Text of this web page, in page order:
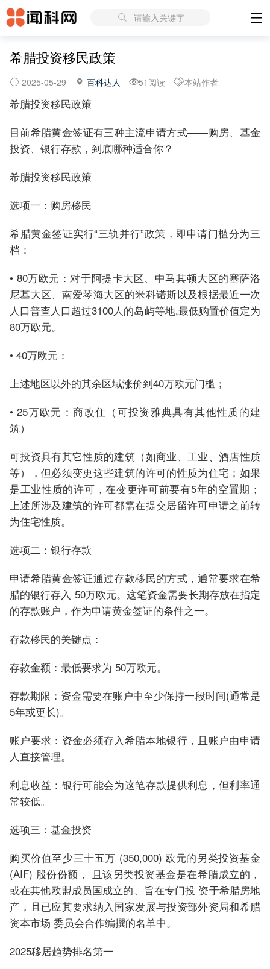
请输入关键字
希腊投资移民政策
2025-05-29 百科达人 51阅读 本站作者
希腊投资移民政策
目前希腊黄金签证有三种主流申请方式——购房、基金
投资、银行存款，到底哪种适合你？
希腊投资移民政策
选项一：购房移民
希腊黄金签证实行“三轨并行”政策，即申请门槛分为三
档：
• 80万欧元：对于阿提卡大区、中马其顿大区的塞萨洛
尼基大区、南爱琴海大区的米科诺斯以及根据最近一次
人口普查人口超过3100人的岛屿等地,最低购置价值定为
80万欧元。
• 40万欧元：
上述地区以外的其余区域涨价到40万欧元门槛；
• 25万欧元：商改住（可投资雅典具有其他性质的建
筑）
可投资具有其它性质的建筑（如商业、工业、酒店性质
等），但必须变更这些建筑的许可的性质为住宅；如果
是工业性质的许可，在变更许可前要有5年的空置期；
上述所涉及建筑的许可都需在提交居留许可申请之前转
为住宅性质。
选项二：银行存款
申请希腊黄金签证通过存款移民的方式，通常要求在希
腊的银行存入 50万欧元。这笔资金需要长期存放在指定
的存款账户，作为申请黄金签证的条件之一。
存款移民的关键点：
存款金额：最低要求为 50万欧元。
存款期限：资金需要在账户中至少保持一段时间(通常是
5年或更长)。
账户要求：资金必须存入希腊本地银行，且账户由申请
人直接管理。
利息收益：银行可能会为这笔存款提供利息，但利率通
常较低。
选项三：基金投资
购买价值至少三十五万 (350,000) 欧元的另类投资基金
(AIF) 股份份额， 且该另类投资基金是在希腊成立的，
或在其他欧盟成员国成立的、旨在专门投 资于希腊房地
产，且已应其要求纳入国家发展与投资部外资局和希腊
资本市场 委员会合作编撰的名单中。
2025移居趋势排名第一